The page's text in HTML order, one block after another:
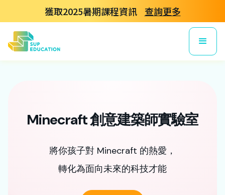
獲取2025暑期課程資訊 查詢更多
Minecraft創意建築師實驗室
將你孩子對 Minecraft 的熱愛，
轉化為面向未來的科技才能